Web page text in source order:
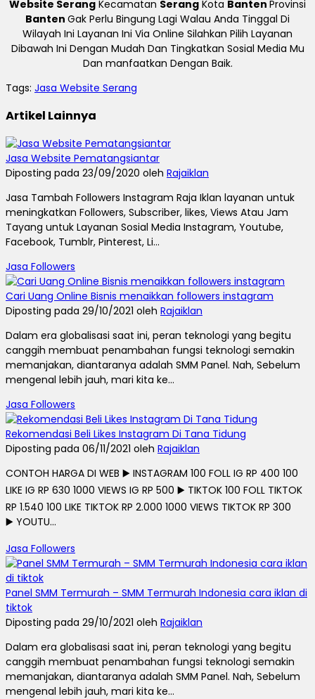
Website Serang Kecamatan Serang Kota Banten Provinsi
Banten Gak Perlu Bingung Lagi Walau Anda Tinggal Di
Wilayah Ini Layanan Ini Via Online Silahkan Pilih Layanan
Dibawah Ini Dengan Mudah Dan Tingkatkan Sosial Media Mu
Dan manfaatkan Dengan Baik.
Tags: Jasa Website Serang
Artikel Lainnya
Jasa Website Pematangsiantar
Diposting pada 23/09/2020 oleh Rajaiklan
Jasa Tambah Followers Instagram Raja Iklan layanan untuk
meningkatkan Followers, Subscriber, likes, Views Atau Jam
Tayang untuk Layanan Sosial Media Instagram, Youtube,
Facebook, Tumblr, Pinterest, Li...
Jasa Followers
Cari Uang Online Bisnis menaikkan followers instagram
Diposting pada 29/10/2021 oleh Rajaiklan
Dalam era globalisasi saat ini, peran teknologi yang begitu
canggih membuat penambahan fungsi teknologi semakin
memanjakan, diantaranya adalah SMM Panel. Nah, Sebelum
mengenal lebih jauh, mari kita ke...
Jasa Followers
Rekomendasi Beli Likes Instagram Di Tana Tidung
Diposting pada 06/11/2021 oleh Rajaiklan
CONTOH HARGA DI WEB ▶️ INSTAGRAM 100 FOLL IG RP 400 100
LIKE IG RP 630 1000 VIEWS IG RP 500 ▶️ TIKTOK 100 FOLL TIKTOK
RP 1.540 100 LIKE TIKTOK RP 2.000 1000 VIEWS TIKTOK RP 300
▶️ YOUTU...
Jasa Followers
Panel SMM Termurah – SMM Termurah Indonesia cara iklan di
tiktok
Diposting pada 29/10/2021 oleh Rajaiklan
Dalam era globalisasi saat ini, peran teknologi yang begitu
canggih membuat penambahan fungsi teknologi semakin
memanjakan, diantaranya adalah SMM Panel. Nah, Sebelum
mengenal lebih jauh, mari kita ke...